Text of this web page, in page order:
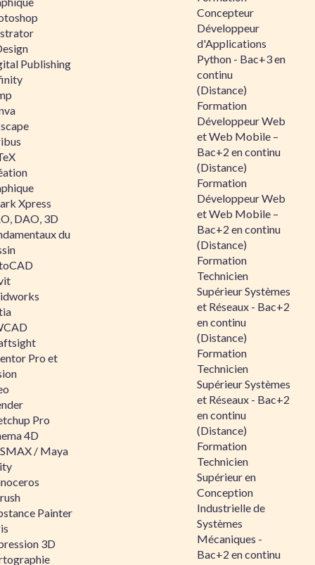
Publishing
Xpress
DAO, 3D
du
Pro et
Pro
4D
/ Maya
Painter
3D
Concepteur
Développeur
d'Applications
Python - Bac+3 en
continu
(Distance)
Formation
Développeur Web
et Web Mobile –
Bac+2 en continu
(Distance)
Formation
Développeur Web
et Web Mobile –
Bac+2 en continu
(Distance)
Formation
Technicien
Supérieur Systèmes
et Réseaux - Bac+2
en continu
(Distance)
Formation
Technicien
Supérieur Systèmes
et Réseaux - Bac+2
en continu
(Distance)
Formation
Technicien
Supérieur en
Conception
Industrielle de
Systèmes
Mécaniques -
Bac+2 en continu